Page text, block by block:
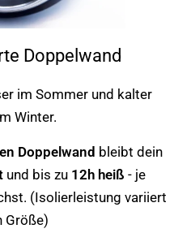
Doppelwand
im Sommer und kalter
Winter.
Doppelwand bleibt dein
und bis zu 12h heiß - je
(Isolierleistung variiert
Größe)